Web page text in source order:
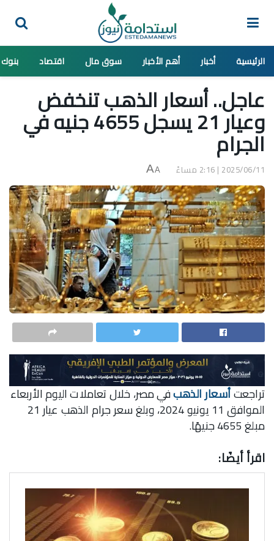
الرئيسية أخبار أهم الأخبار سوق مال اقتصاد بنوك
عاجل.. أسعار الذهب تنخفض
وعيار 21 يسجل 4655 جنيه في
الجرام
2025/06/11 | 2:16 مساءً A
A
تراجعتأسعار الذهبفي مصر، خلال تعاملات اليوم الأربعاء
الموافق 11 يونيو 2024، وبلغ سعر جرام الذهب عيار 21
مبلغ 4655 جنيهًا.
اقرأ أيضًا: